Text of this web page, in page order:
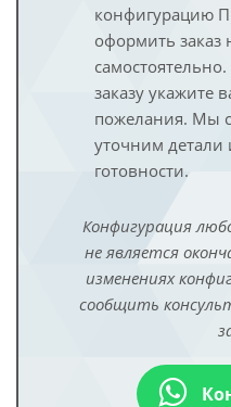
конфигурацию
оформить заказ
заказу укажите
пожелания. Мы
уточним
готовности.
Конфигурация
не является
изменениях
сообщить